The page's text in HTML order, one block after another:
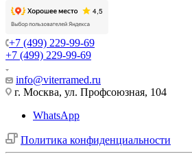
+7 (499) 229-99-69
+7 (499) 229-99-69
info@viterramed.ru
г. Москва, ул. Профсоюзная, 104
WhatsApp
Политика конфиденциальности